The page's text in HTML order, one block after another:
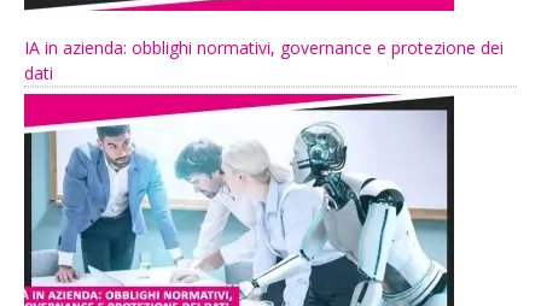
IA in azienda: obblighi normativi, governance e protezione dei
dati